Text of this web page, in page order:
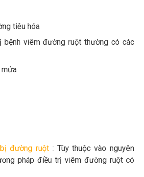
tiêu hóa
bệnh viêm đường ruột thường có các
mửa
đường ruột: Tùy thuộc vào nguyên
pháp điều trị viêm đường ruột có